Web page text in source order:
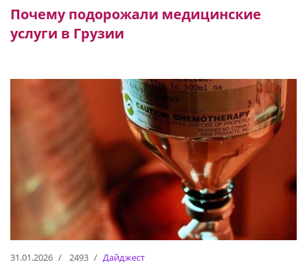
Почему подорожали медицинские
услуги в Грузии
31.01.2026 2493 Дайджест